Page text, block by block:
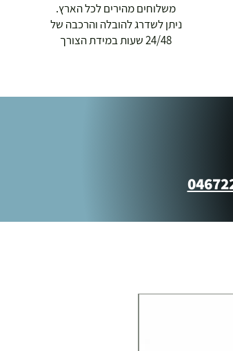
משלוחים מהירים לכל הארץ.
ניתן לשדרג להובלה והרכבה של
24/48 שעות במידת הצורך